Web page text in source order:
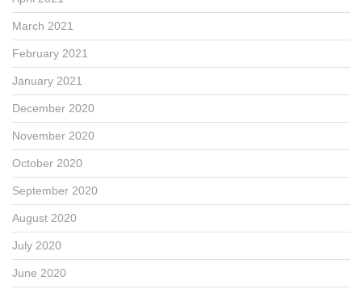
March 2021
February 2021
January 2021
December 2020
November 2020
October 2020
September 2020
August 2020
July 2020
June 2020